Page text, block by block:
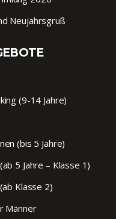
Neujahrsgruß
(9-14 Jahre)
(bis 5 Jahre)
5 Jahre – Klasse 1)
Klasse 2)
Männer